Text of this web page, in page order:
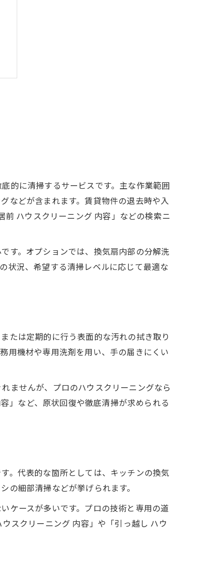
的に清掃するサービスです。主な作業範囲
などが含まれます。賃貸物件の退去時や入
ハウスクリーニング 内容」などの検索ニ
す。オプションでは、換気扇内部の分解洗
状況、希望する清掃レベルに応じて最適な
たは定期的に行う表面的な汚れの拭き取り
用機材や専用洗剤を用い、手の届きにくい
ませんが、プロのハウスクリーニングなら
」など、原状回復や徹底清掃が求められる
。代表的な箇所としては、キッチンの換気
細部清掃などが挙げられます。
ケースが多いです。プロの技術と専用の道
スクリーニング 内容」や「引っ越し ハウ